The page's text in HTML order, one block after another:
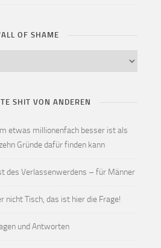
OF SHAME
SHIT VON ANDEREN
etwas millionenfach besser ist als
Gründe dafür finden kann
des Verlassenwerdens – für Männer
nicht Tisch, das ist hier die Frage!
und Antworten